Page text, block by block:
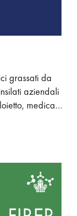
grassati da
aziendali
medica)